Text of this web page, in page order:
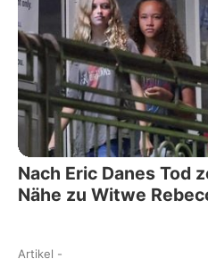
Nach Eric Danes Tod
Nähe zu Witwe
Artikel -